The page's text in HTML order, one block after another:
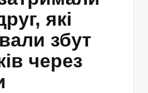
які
збут
через